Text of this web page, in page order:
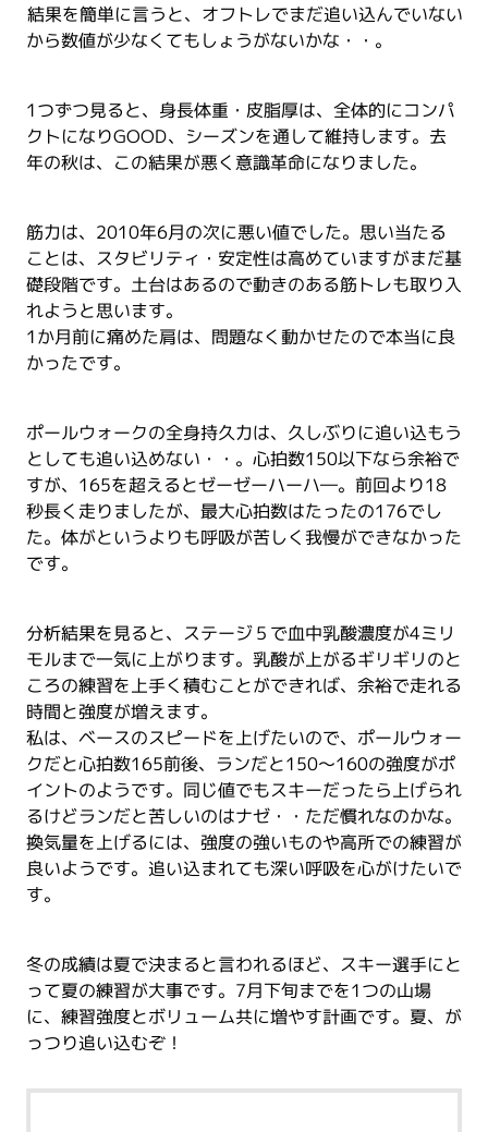
結果を簡単に言うと、オフトレでまだ追い込んでいない
から数値が少なくてもしょうがないかな・・。
1つずつ見ると、身長体重・皮脂厚は、全体的にコンパ
クトになりGOOD、シーズンを通して維持します。去
年の秋は、この結果が悪く意識革命になりました。
筋力は、2010年6月の次に悪い値でした。思い当たる
ことは、スタビリティ・安定性は高めていますがまだ基
礎段階です。土台はあるので動きのある筋トレも取り入
れようと思います。
1か月前に痛めた肩は、問題なく動かせたので本当に良
かったです。
ポールウォークの全身持久力は、久しぶりに追い込もう
としても追い込めない・・。心拍数150以下なら余裕で
すが、165を超えるとゼーゼーハーハ―。前回より18
秒長く走りましたが、最大心拍数はたったの176でし
た。体がというよりも呼吸が苦しく我慢ができなかった
です。
分析結果を見ると、ステージ５で血中乳酸濃度が4ミリ
モルまで一気に上がります。乳酸が上がるギリギリのと
ころの練習を上手く積むことができれば、余裕で走れる
時間と強度が増えます。
私は、ベースのスピードを上げたいので、ポールウォー
クだと心拍数165前後、ランだと150～160の強度がポ
イントのようです。同じ値でもスキーだったら上げられ
るけどランだと苦しいのはナゼ・・ただ慣れなのかな。
換気量を上げるには、強度の強いものや高所での練習が
良いようです。追い込まれても深い呼吸を心がけたいで
す。
冬の成績は夏で決まると言われるほど、スキー選手にと
って夏の練習が大事です。7月下旬までを1つの山場
に、練習強度とボリューム共に増やす計画です。夏、が
っつり追い込むぞ！